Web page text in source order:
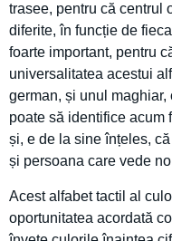
trasee, pentru că centrul
diferite, în funcție de
foarte important, pentru
universalitatea acestui
german, și unul
poate să identifice acum
și, e de la sine înțeles,
și persoana care vede
Acest alfabet tactil al
oportunitatea acordată